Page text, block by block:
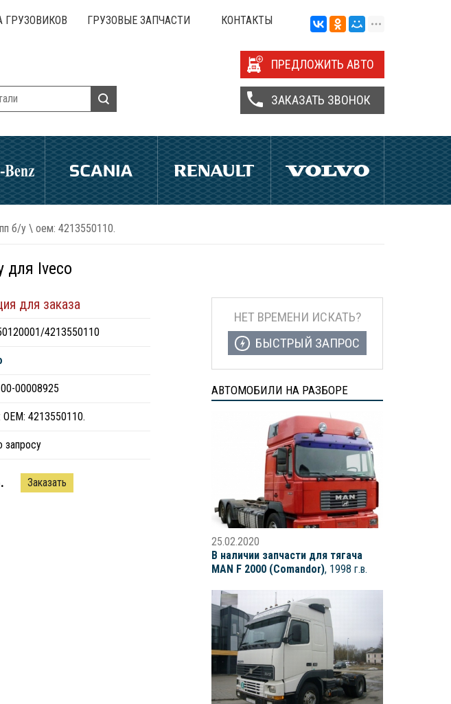
ГРУЗОВИКОВ ГРУЗОВЫЕ ЗАПЧАСТИ КОНТАКТЫ
ПРЕДЛОЖИТЬ АВТО
ЗАКАЗАТЬ ЗВОНОК
б/у \ оем: 4213550110.
для Iveco
для заказа
4213550110
00008925
ОЕМ: 4213550110.
запросу
Заказать
НЕТ ВРЕМЕНИ ИСКАТЬ?
БЫСТРЫЙ ЗАПРОС
АВТОМОБИЛИ НА РАЗБОРЕ
25.02.2020
В наличии запчасти для тягача
MAN F 2000 (Comandor), 1998 г.в.